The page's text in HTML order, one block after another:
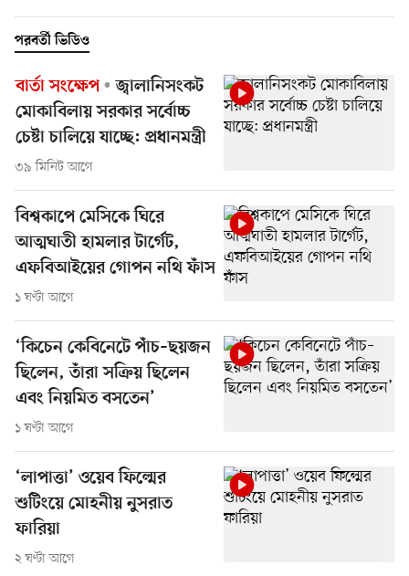
পরবর্তী ভিডিও
বার্তা সংক্ষেপ
জ্বালানিসংকট
মোকাবিলায় সরকার সর্বোচ্চ
চেষ্টা চালিয়ে যাচ্ছে: প্রধানমন্ত্রী
৩৯ মিনিট আগে
বিশ্বকাপে মেসিকে ঘিরে
আত্মঘাতী হামলার টার্গেট,
এফবিআইয়ের গোপন নথি ফাঁস
১ ঘণ্টা আগে
‘কিচেন কেবিনেটে পাঁচ–ছয়জন
ছিলেন, তাঁরা সক্রিয় ছিলেন
এবং নিয়মিত বসতেন’
১ ঘণ্টা আগে
‘লাপাত্তা’ ওয়েব ফিল্মের
শুটিংয়ে মোহনীয় নুসরাত
ফারিয়া
২ ঘণ্টা আগে